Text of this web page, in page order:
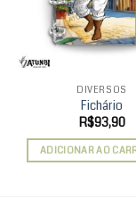
DIVERSOS
Fichário
R$93,90
ADICIONAR AO